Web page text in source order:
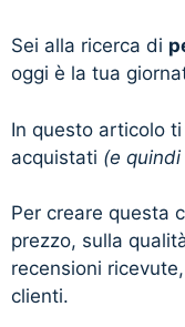
Sei alla ricerca di
oggi è la tua
In questo articolo
acquistati (e
Per creare questa
prezzo, sulla
recensioni
clienti.